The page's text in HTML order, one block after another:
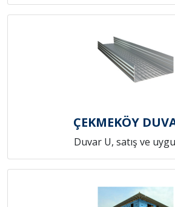
ÇEKMEKÖY
Duvar U, satış ve